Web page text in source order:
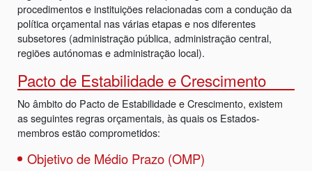
procedimentos e instituições relacionadas com a condução da
política orçamental nas várias etapas e nos diferentes
subsetores (administração pública, administração central,
regiões autónomas e administração local).
Pacto de Estabilidade e Crescimento
No âmbito do Pacto de Estabilidade e Crescimento, existem
as seguintes regras orçamentais, às quais os Estados-
membros estão comprometidos:
Objetivo de Médio Prazo (OMP)